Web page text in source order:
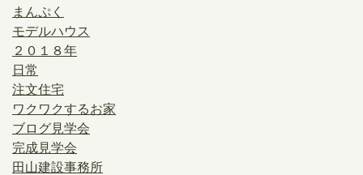
まんぷく
モデルハウス
２０１８年
日常
注文住宅
ワクワクするお家
ブログ見学会
完成見学会
田山建設事務所